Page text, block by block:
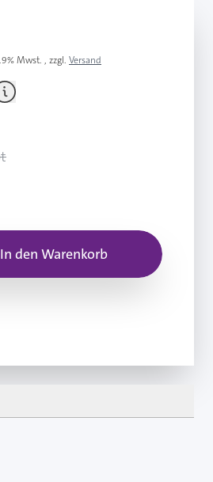
Mwst. , zzgl. Versand
In den Warenkorb